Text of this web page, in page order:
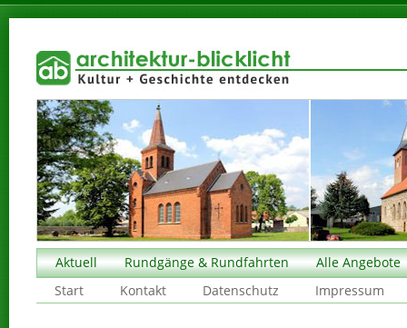
Aktuell Rundgänge & Rundfahrten
Alle Angebote
Start
Kontakt Datenschutz Impressum